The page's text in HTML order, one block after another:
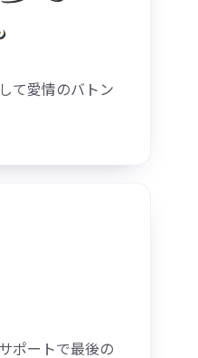
て愛情のバトン
ポートで最後の